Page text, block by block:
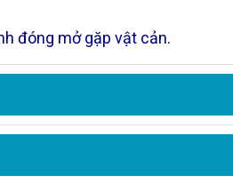
đóng mở gặp vật cản.